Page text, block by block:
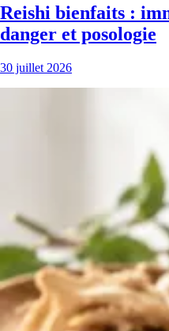
Reishi bienfaits :
danger et posologie
30 juillet 2026